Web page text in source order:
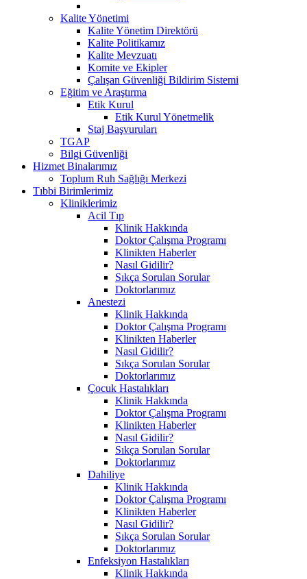
Kalite Yönetimi
Kalite Yönetim Direktörü
Kalite Politikamız
Kalite Mevzuatı
Komite ve Ekipler
Çalışan Güvenliği Bildirim Sistemi
Eğitim ve Araştırma
Etik Kurul
Etik Kurul Yönetmelik
Staj Başvuruları
TGAP
Bilgi Güvenliği
Hizmet Binalarımız
Toplum Ruh Sağlığı Merkezi
Tıbbi Birimlerimiz
Kliniklerimiz
Acil Tıp
Klinik Hakkında
Doktor Çalışma Programı
Klinikten Haberler
Nasıl Gidilir?
Sıkça Sorulan Sorular
Doktorlarımız
Anestezi
Klinik Hakkında
Doktor Çalışma Programı
Klinikten Haberler
Nasıl Gidilir?
Sıkça Sorulan Sorular
Doktorlarımız
Çocuk Hastalıkları
Klinik Hakkında
Doktor Çalışma Programı
Klinikten Haberler
Nasıl Gidilir?
Sıkça Sorulan Sorular
Doktorlarımız
Dahiliye
Klinik Hakkında
Doktor Çalışma Programı
Klinikten Haberler
Nasıl Gidilir?
Sıkça Sorulan Sorular
Doktorlarımız
Enfeksiyon Hastalıkları
Klinik Hakkında